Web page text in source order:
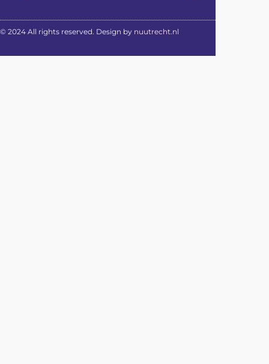
© 2024 All rights reserved. Design by nuutrecht.nl